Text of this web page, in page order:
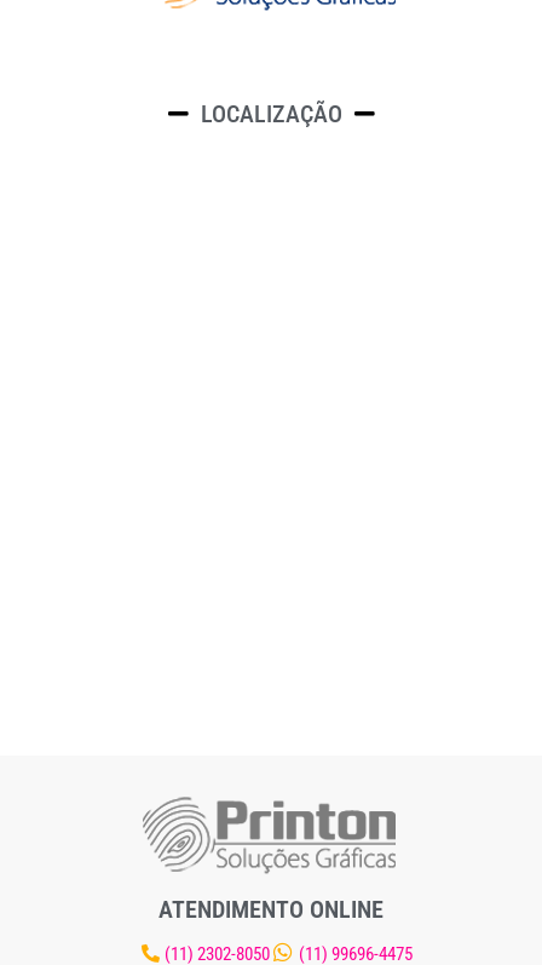
LOCALIZAÇÃO
ATENDIMENTO ONLINE
(11) 2302-8050 (11) 99696-4475